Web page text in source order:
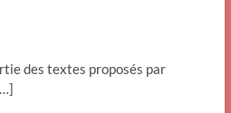
des textes proposés par